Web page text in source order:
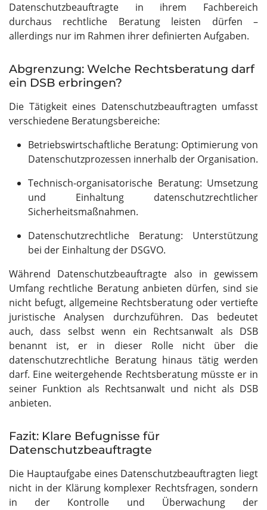
Datenschutzbeauftragte in ihrem Fachbereich
durchaus rechtliche Beratung leisten dürfen –
allerdings nur im Rahmen ihrer definierten Aufgaben.
Abgrenzung: Welche Rechtsberatung darf
ein DSB erbringen?
Die Tätigkeit eines Datenschutzbeauftragten umfasst
verschiedene Beratungsbereiche:
Betriebswirtschaftliche Beratung: Optimierung von
Datenschutzprozessen innerhalb der Organisation.
Technisch-organisatorische Beratung: Umsetzung
und Einhaltung datenschutzrechtlicher
Sicherheitsmaßnahmen.
Datenschutzrechtliche Beratung: Unterstützung
bei der Einhaltung der DSGVO.
Während Datenschutzbeauftragte also in gewissem
Umfang rechtliche Beratung anbieten dürfen, sind sie
nicht befugt, allgemeine Rechtsberatung oder vertiefte
juristische Analysen durchzuführen. Das bedeutet
auch, dass selbst wenn ein Rechtsanwalt als DSB
benannt ist, er in dieser Rolle nicht über die
datenschutzrechtliche Beratung hinaus tätig werden
darf. Eine weitergehende Rechtsberatung müsste er in
seiner Funktion als Rechtsanwalt und nicht als DSB
anbieten.
Fazit: Klare Befugnisse für
Datenschutzbeauftragte
Die Hauptaufgabe eines Datenschutzbeauftragten liegt
nicht in der Klärung komplexer Rechtsfragen, sondern
in der Kontrolle und Überwachung der